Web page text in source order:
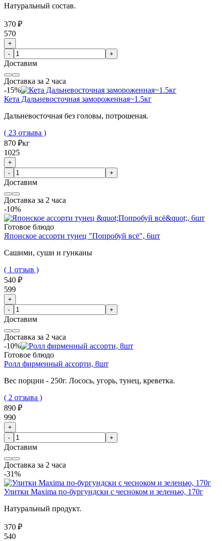
Натуральный состав.
370 ₽
570
+
-
+
Доставим
Доставка за 2 часа
-15%
Кета Дальневосточная замороженная~1.5кг
Дальневосточная без головы, потрошеная.
( 23 отзыва )
870 ₽кг
1025
+
-
+
Доставим
Доставка за 2 часа
-10%
Готовое блюдо
Японское ассорти тунец "Попробуй всё", 6шт
Сашими, суши и гунканы
( 1 отзыв )
540 ₽
599
+
-
+
Доставим
Доставка за 2 часа
-10%
Готовое блюдо
Ролл фирменный ассорти, 8шт
Вес порции - 250г. Лосось, угорь, тунец, креветка.
( 2 отзыва )
890 ₽
990
+
-
+
Доставим
Доставка за 2 часа
-31%
Улитки Maxima по-бургундски с чесноком и зеленью, 170г
Натуральный продукт.
370 ₽
540